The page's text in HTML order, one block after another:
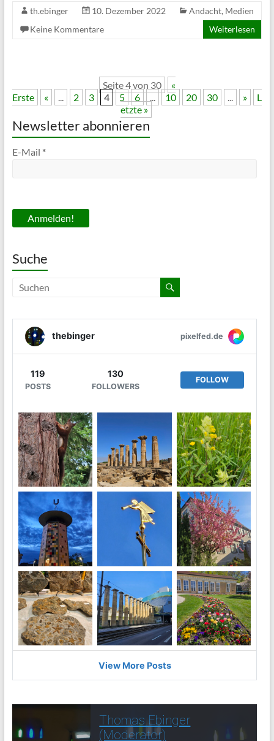
th.ebinger 10. Dezember 2022 Andacht, Medien
Keine Kommentare
Weiterlesen
Seite 4 von 30
«
Erste
« ... 2 3 4 5 6 ... 10 20 30 ... »
L
etzte »
Newsletter abonnieren
E-Mail *
Suche